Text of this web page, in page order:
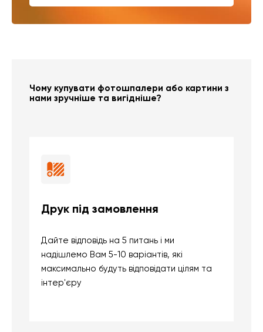
Чому купувати фотошпалери або картини з
нами зручніше та вигідніше?
Друк під замовлення
Дайте відповідь на 5 питань і ми
надішлемо Вам 5-10 варіантів, які
максимально будуть відповідати цілям та
інтер'єру